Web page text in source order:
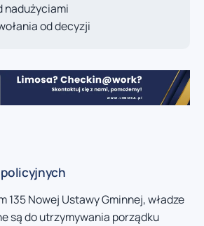
nadużyciami
od decyzji
135 Nowej Ustawy Gminnej, władze
są do utrzymywania porządku